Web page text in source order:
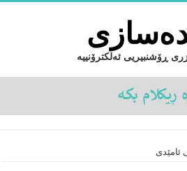
ڕۆشنبیریی ئەلکترۆنییە